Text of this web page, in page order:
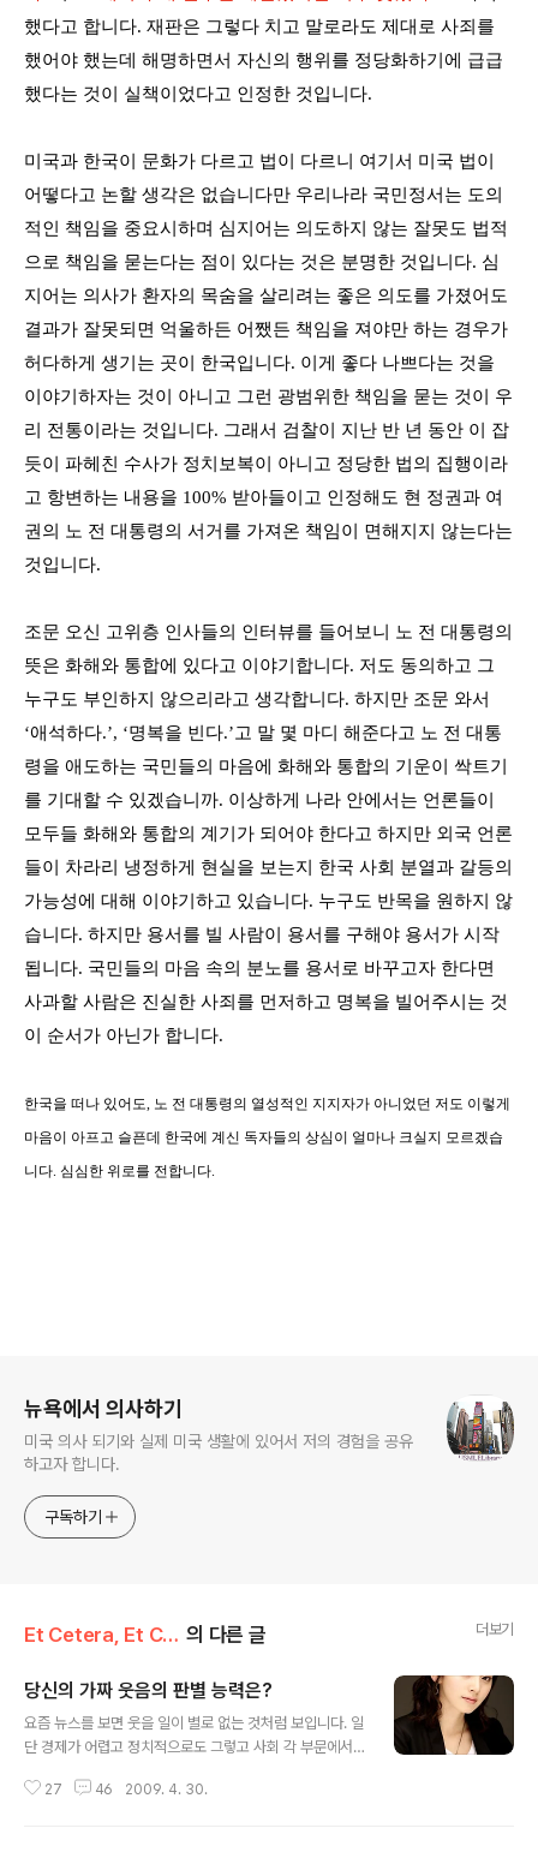
했다고 합니다. 재판은 그렇다 치고 말로라도 제대로 사죄를
했어야 했는데 해명하면서 자신의 행위를 정당화하기에 급급
했다는 것이 실책이었다고 인정한 것입니다.
미국과 한국이 문화가 다르고 법이 다르니 여기서 미국 법이
어떻다고 논할 생각은 없습니다만 우리나라 국민정서는 도의
적인 책임을 중요시하며 심지어는 의도하지 않는 잘못도 법적
으로 책임을 묻는다는 점이 있다는 것은 분명한 것입니다. 심
지어는 의사가 환자의 목숨을 살리려는 좋은 의도를 가졌어도
결과가 잘못되면 억울하든 어쨌든 책임을 져야만 하는 경우가
허다하게 생기는 곳이 한국입니다. 이게 좋다 나쁘다는 것을
이야기하자는 것이 아니고 그런 광범위한 책임을 묻는 것이 우
리 전통이라는 것입니다. 그래서 검찰이 지난 반 년 동안 이 잡
듯이 파헤친 수사가 정치보복이 아니고 정당한 법의 집행이라
고 항변하는 내용을 100% 받아들이고 인정해도 현 정권과 여
권의 노 전 대통령의 서거를 가져온 책임이 면해지지 않는다는
것입니다.
조문 오신 고위층 인사들의 인터뷰를 들어보니 노 전 대통령의
뜻은 화해와 통합에 있다고 이야기합니다. 저도 동의하고 그
누구도 부인하지 않으리라고 생각합니다. 하지만 조문 와서
‘애석하다.’, ‘명복을 빈다.’고 말 몇 마디 해준다고 노 전 대통
령을 애도하는 국민들의 마음에 화해와 통합의 기운이 싹트기
를 기대할 수 있겠습니까. 이상하게 나라 안에서는 언론들이
모두들 화해와 통합의 계기가 되어야 한다고 하지만 외국 언론
들이 차라리 냉정하게 현실을 보는지 한국 사회 분열과 갈등의
가능성에 대해 이야기하고 있습니다. 누구도 반목을 원하지 않
습니다. 하지만 용서를 빌 사람이 용서를 구해야 용서가 시작
됩니다. 국민들의 마음 속의 분노를 용서로 바꾸고자 한다면
사과할 사람은 진실한 사죄를 먼저하고 명복을 빌어주시는 것
이 순서가 아닌가 합니다.
한국을 떠나 있어도, 노 전 대통령의 열성적인 지지자가 아니었던 저도 이렇게
마음이 아프고 슬픈데 한국에 계신 독자들의 상심이 얼마나 크실지 모르겠습
니다. 심심한 위로를 전합니다.
뉴욕에서 의사하기
미국 의사 되기와 실제 미국 생활에 있어서 저의 경험을 공유
하고자 합니다.
구독하기
Et Cetera, Et Cetera, Et Cetera 의 다른 글 더보기
당신의 가짜 웃음의 판별 능력은?
요즘 뉴스를 보면 웃을 일이 별로 없는 것처럼 보입니다. 일
단 경제가 어렵고 정치적으로도 그렇고 사회 각 부문에서
많은 것도 같습니다. 웃음에는 두 가지가 있습니다. 웃을 일
27 46 2009. 4. 30.